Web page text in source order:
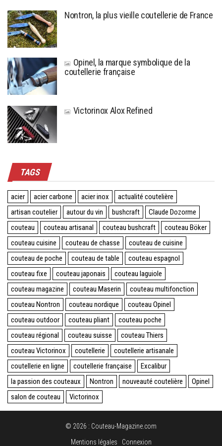
Nontron, la plus vieille coutellerie de France
Opinel, la marque symbolique de la
coutellerie française
Victorinox Alox Refined
TAGS
acier acier carbone acier inox
actualité coutelière
artisan coutelier
autour du vin bushcraft
Claude Dozorme
couteau
couteau artisanal couteau bushcraft
couteau Böker
couteau cuisine
couteau de chasse
couteau de cuisine
couteau de poche
couteau de table
couteau espagnol
couteau fixe
couteau japonais
couteau laguiole
couteau magazine
couteau Maserin
couteau multifonction
couteau Nontron
couteau nordique
couteau Opinel
couteau outdoor
couteau pliant
couteau poche
couteau régional
couteau suisse
couteau Thiers
couteau Victorinox
coutellerie
coutellerie artisanale
coutellerie en ligne
coutellerie française
Excalibur
la passion des couteaux
Nontron nouveauté coutelière
Opinel
salon de couteau
Victorinox
© 2026 : Couteau-Magazine.com
Mentions légales
Connexion